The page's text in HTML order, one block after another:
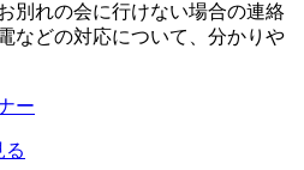
別れの会に行けない場合の連絡
などの対応について、分かりや
ー
る